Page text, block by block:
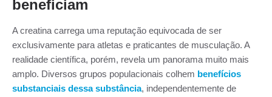
beneficiam
A creatina carrega uma reputação equivocada de ser
exclusivamente para atletas e praticantes de musculação. A
realidade científica, porém, revela um panorama muito mais
amplo. Diversos grupos populacionais colhem benefícios
substanciais dessa substância, independentemente de